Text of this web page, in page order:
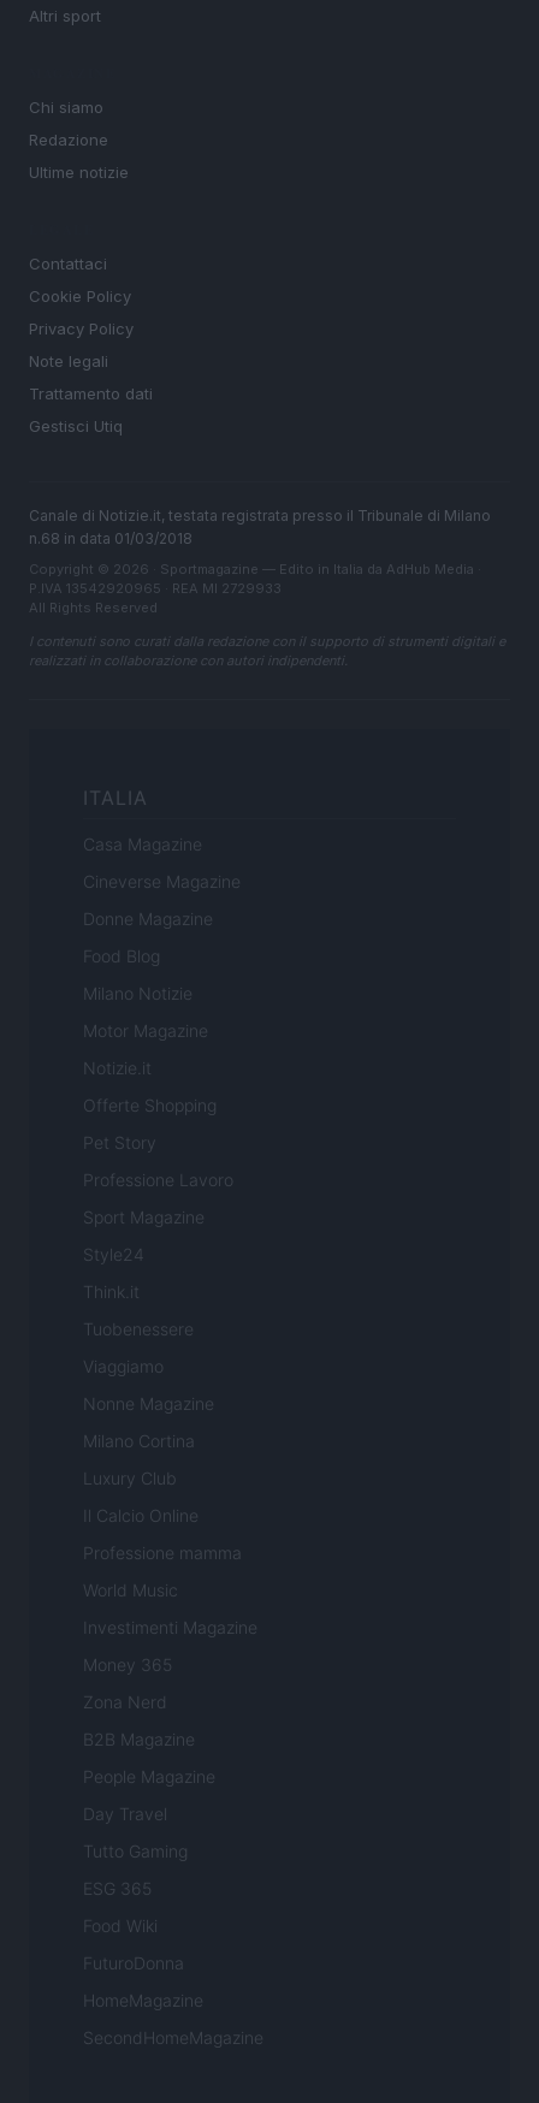
Altri sport
Chi siamo
Redazione
Ultime notizie
Contattaci
Cookie Policy
Privacy Policy
Note legali
Trattamento dati
Gestisci Utiq
Canale di Notizie.it, testata registrata presso il Tribunale di Milano
n.68 in data 01/03/2018
Copyright © 2026 · Sportmagazine — Edito in Italia da AdHub Media
P.IVA 13542920965 · REA MI 2729933
All Rights Reserved
I contenuti sono curati dalla redazione con il supporto di strumenti digitali e
realizzati in collaborazione con autori indipendenti.
ITALIA
Casa Magazine
Cineverse Magazine
Donne Magazine
Food Blog
Milano Notizie
Motor Magazine
Notizie.it
Offerte Shopping
Pet Story
Professione Lavoro
Sport Magazine
Style24
Think.it
Tuobenessere
Viaggiamo
Nonne Magazine
Milano Cortina
Luxury Club
Il Calcio Online
Professione mamma
World Music
Investimenti Magazine
Money 365
Zona Nerd
B2B Magazine
People Magazine
Day Travel
Tutto Gaming
ESG 365
Food Wiki
FuturoDonna
HomeMagazine
SecondHomeMagazine